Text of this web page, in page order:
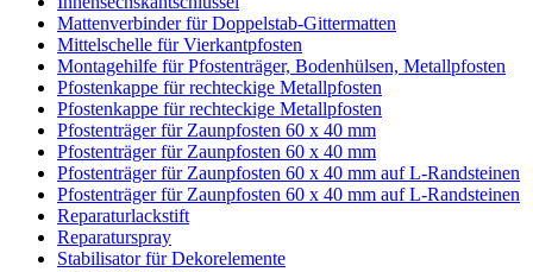
Mattenverbinder für Doppelstab-Gittermatten
Mittelschelle für Vierkantpfosten
Montagehilfe für Pfostenträger, Bodenhülsen, Metallpfosten
Pfostenkappe für rechteckige Metallpfosten
Pfostenkappe für rechteckige Metallpfosten
Pfostenträger für Zaunpfosten 60 x 40 mm
Pfostenträger für Zaunpfosten 60 x 40 mm
Pfostenträger für Zaunpfosten 60 x 40 mm auf L-Randsteinen
Pfostenträger für Zaunpfosten 60 x 40 mm auf L-Randsteinen
Reparaturlackstift
Reparaturspray
Stabilisator für Dekorelemente